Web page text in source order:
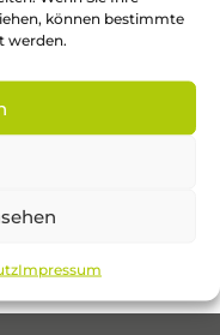
können bestimmte
werden.
Impressum